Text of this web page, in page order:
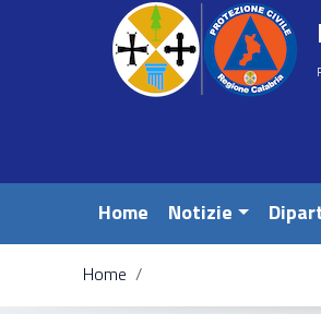
Vai ai contenuti
Vai al menu di navigazione
Vai al footer
Home Notizie
Home /